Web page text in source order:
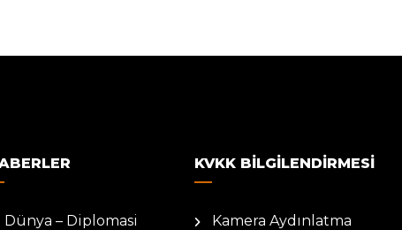
Dünya – Diplomasi
KVKK BILGILENDIRMESI
Kamera Aydınlatma